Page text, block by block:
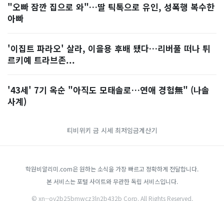
"오빠 잠깐 집으로 와"…딸 틱톡으로 유인, 성폭행 복수한
아빠
'이집트 파라오' 살라, 이을용 후배 됐다…리버풀 떠나 튀
르키예 트라브존...
'43세' 7기 옥순 "아직도 모태솔로…연애 경험無" (나솔
사계)
티비위키 금 시세 최저임금계산기
학원비알리미.com은 원하는 소식을 가장 빠르고 정확하게 전달합니다.
본 서비스는 포털 사이트와 무관한 독립 서비스입니다.
© xn--oy2b25bmwcz3ln2b432b Corp. All Rights Reserved.